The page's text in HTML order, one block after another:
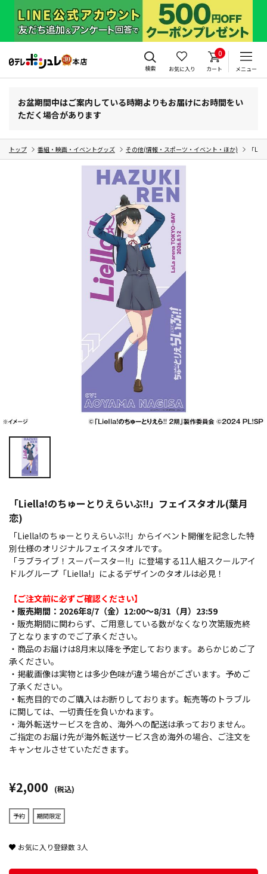
検索 お気に入り
0
カート メニュー
お盆期間中はご案内している時期よりもお届けにお時間をい
ただく場合があります
トップ 番組・映画・イベントグッズ その他(情報・スポーツ・イベント・ほか) 「
「Liella!のちゅーとりえらいぶ!!」フェイスタオル(葉月
恋)
「Liella!のちゅーとりえらいぶ!!」からイベント開催を記念した特
別仕様のオリジナルフェイスタオルです。
「ラブライブ！スーパースター!!」に登場する11人組スクールアイ
ドルグループ「Liella!」によるデザインのタオルは必見！
【ご注文前に必ずご確認ください】
・販売期間：2026年8/7（金）12:00～8/31（月）23:59
・販売期間に関わらず、ご用意している数がなくなり次第販売終
了となりますのでご了承ください。
・商品のお届けは8月末以降を予定しております。あらかじめご了
承ください。
・掲載画像は実物とは多少色味が違う場合がございます。予めご
了承ください。
・転売目的でのご購入はお断りしております。転売等のトラブル
に関しては、一切責任を負いかねます。
・海外転送サービスを含め、海外への配送は承っておりません。
ご指定のお届け先が海外転送サービス含め海外の場合、ご注文を
キャンセルさせていただきます。
¥2,000 (税込)
予約 期間限定
お気に入り登録数3人